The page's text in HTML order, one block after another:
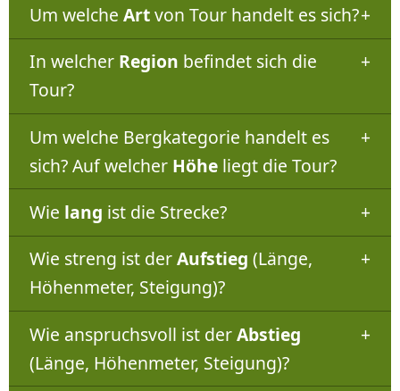
Um welche Artvon Tour handelt es sich?
In welcher Region befindet sich die
Tour?
Um welche Bergkategorie handelt es
sich? Auf welcher Höheliegt die Tour?
Wie lang ist die Strecke?
Wie streng ist derAufstieg (Länge,
Höhenmeter, Steigung)?
Wie anspruchsvoll ist derAbstieg
(Länge, Höhenmeter, Steigung)?